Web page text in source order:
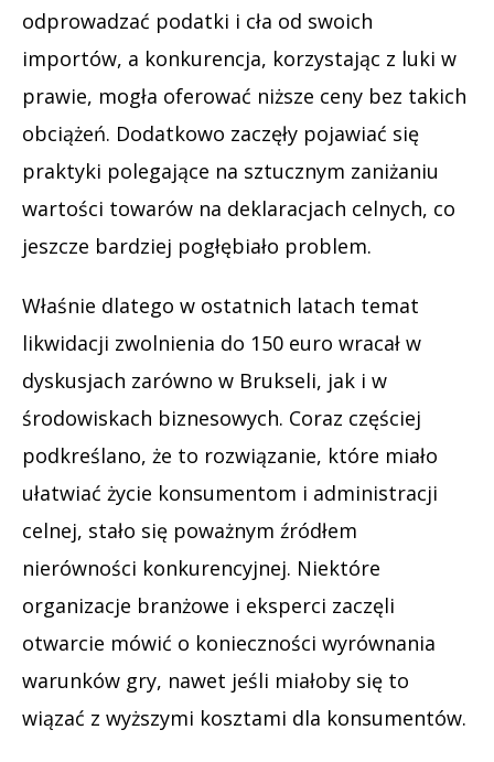
odprowadzać podatki i cła od swoich
importów, a konkurencja, korzystając z luki w
prawie, mogła oferować niższe ceny bez takich
obciążeń. Dodatkowo zaczęły pojawiać się
praktyki polegające na sztucznym zaniżaniu
wartości towarów na deklaracjach celnych, co
jeszcze bardziej pogłębiało problem.
Właśnie dlatego w ostatnich latach temat
likwidacji zwolnienia do 150 euro wracał w
dyskusjach zarówno w Brukseli, jak i w
środowiskach biznesowych. Coraz częściej
podkreślano, że to rozwiązanie, które miało
ułatwiać życie konsumentom i administracji
celnej, stało się poważnym źródłem
nierówności konkurencyjnej. Niektóre
organizacje branżowe i eksperci zaczęli
otwarcie mówić o konieczności wyrównania
warunków gry, nawet jeśli miałoby się to
wiązać z wyższymi kosztami dla konsumentów.